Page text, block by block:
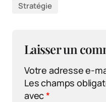
Stratégie
Laisser un
Votre adresse e-
Les champs
avec*